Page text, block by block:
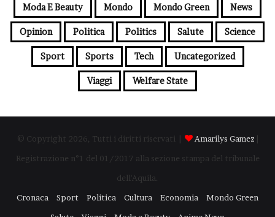
Moda E Beauty Mondo Mondo Green News
Opinion Politica Politics Salute Science
Sport Sports Tech Uncategorized
Viaggi Welfare State
© Copyright 2026, Tutti i diritti riservati | Amarilys Gamez
Registrazione n°1 del 01/2017 alla sezione stampa del tribunale
dell'Aquila.
Cronaca
Sport Politica Cultura Economia
Mondo Green